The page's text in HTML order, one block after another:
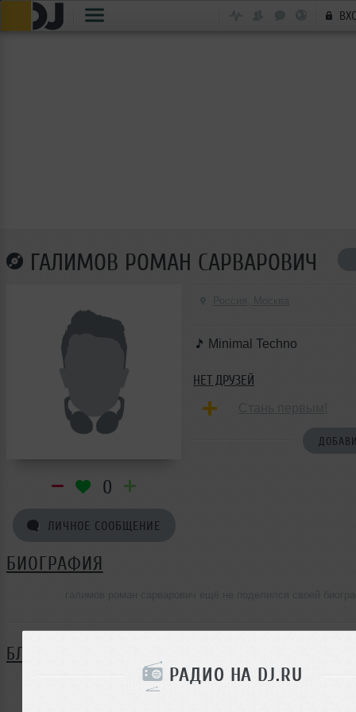
РАДИО НА DJ.RU
ГАЛИМОВ РОМАН САРВАРОВИЧ
0
ЛИЧНОЕ СООБЩЕНИЕ
Minimal Techno
НЕТ ДРУЗЕЙ
БИОГРАФИЯ
БЛОГ